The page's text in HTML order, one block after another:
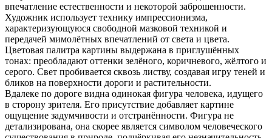
впечатление естественности и некоторой заброшенности.
Художник использует технику импрессионизма,
характеризующуюся свободной мазковой техникой и
передачей мимолётных впечатлений от света и цвета.
Цветовая палитра картины выдержана в приглушённых
тонах: преобладают оттенки зелёного, коричневого, жёлтого и
серого. Свет пробивается сквозь листву, создавая игру теней и
бликов на поверхности дороги и растительности.
Вдалеке по дороге видна одинокая фигура человека, идущего
в сторону зрителя. Его присутствие добавляет картине
ощущение задумчивости и отстранённости. Фигура не
детализирована, она скорее является символом человеческого